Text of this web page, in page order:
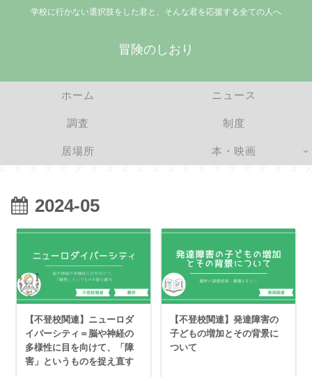
学校に行かない選択肢をした君と、そんな君を応援する全ての人へ
冒険のしおり
ホーム ニュース
調査 制度
居場所 本・映画
2024-05
【不登校関連】ニューロダ
イバーシティ＝脳や神経の
多様性に目を向けて、「障
害」というものを捉え直す
【不登校関連】発達障害の
子どもの増加とその背景に
ついて